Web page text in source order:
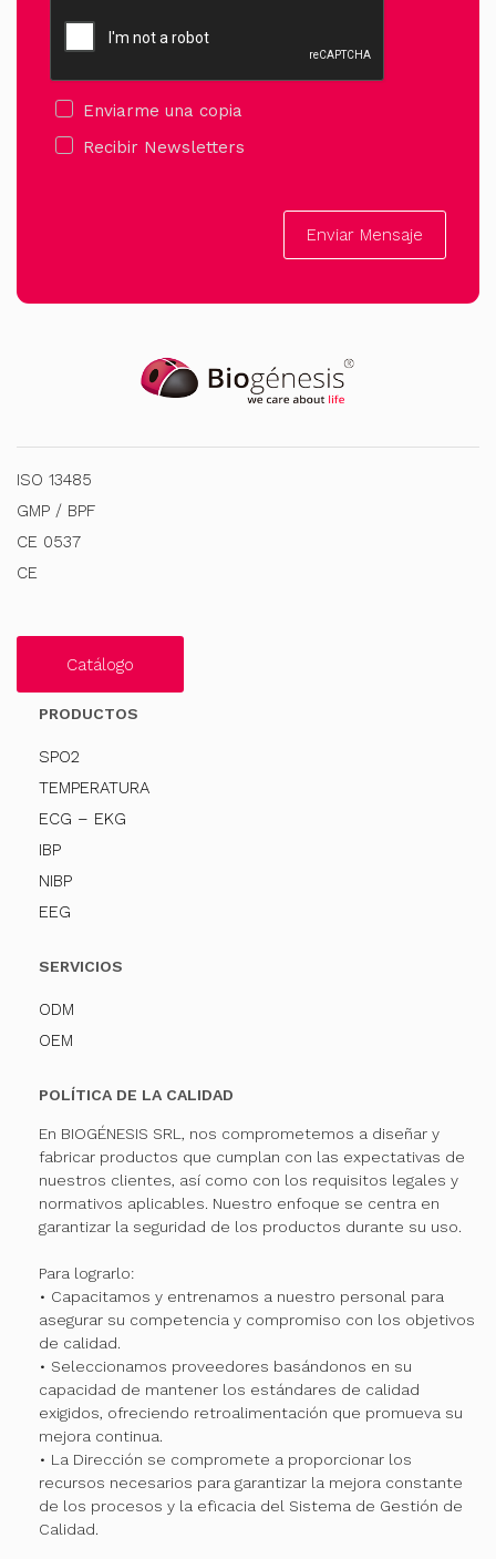
Enviarme una copia
Recibir Newsletters
Enviar Mensaje
ISO 13485
GMP / BPF
CE 0537
CE
Catálogo
PRODUCTOS
SPO2
TEMPERATURA
ECG – EKG
IBP
NIBP
EEG
SERVICIOS
ODM
OEM
POLÍTICA DE LA CALIDAD
En BIOGÉNESIS SRL, nos comprometemos a diseñar y
fabricar productos que cumplan con las expectativas de
nuestros clientes, así como con los requisitos legales y
normativos aplicables. Nuestro enfoque se centra en
garantizar la seguridad de los productos durante su uso.
Para lograrlo:
• Capacitamos y entrenamos a nuestro personal para
asegurar su competencia y compromiso con los objetivos
de calidad.
• Seleccionamos proveedores basándonos en su
capacidad de mantener los estándares de calidad
exigidos, ofreciendo retroalimentación que promueva su
mejora continua.
• La Dirección se compromete a proporcionar los
recursos necesarios para garantizar la mejora constante
de los procesos y la eficacia del Sistema de Gestión de
Calidad.